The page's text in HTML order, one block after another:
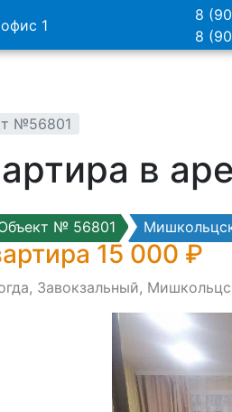
1
8
8
№56801
в
№ 56801
15 000 ₽
Завокзальный,